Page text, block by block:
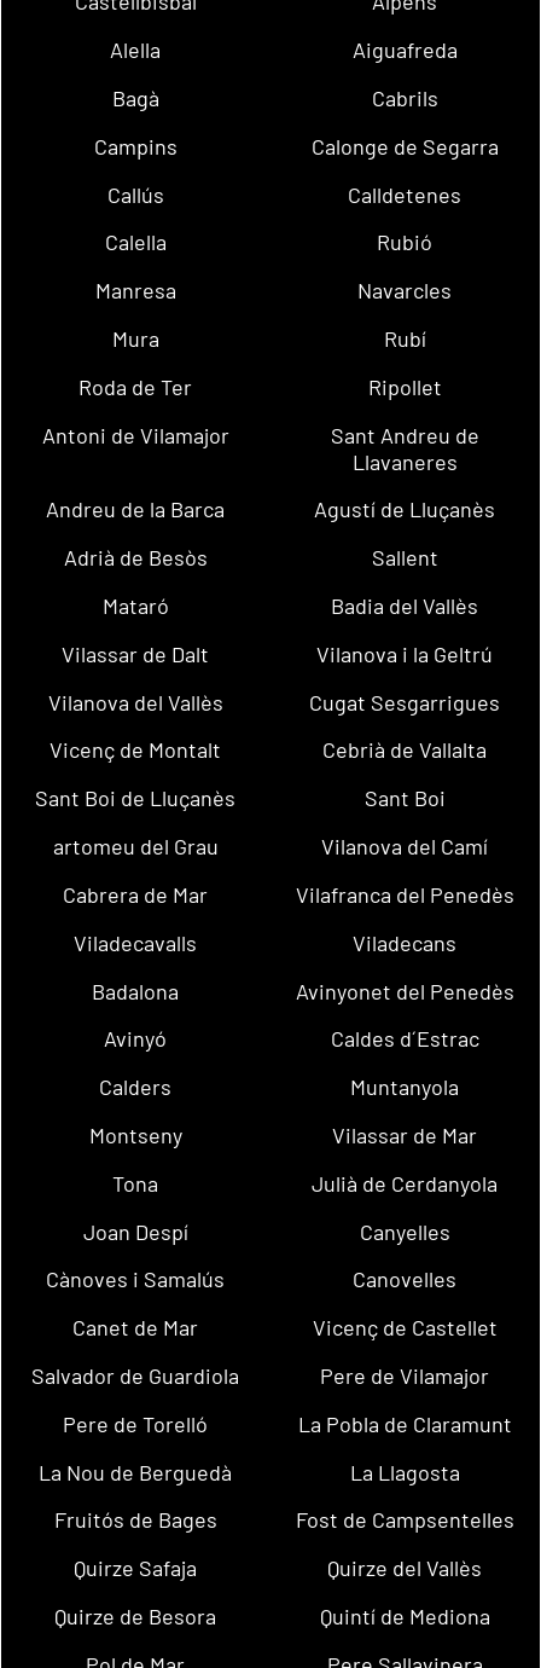
Alella
Aiguafreda
Bagà
Cabrils
Campins
Calonge de Segarra
Callús
Calldetenes
Calella
Rubió
Manresa
Navarcles
Mura
Rubí
Roda de Ter
Ripollet
Antoni de Vilamajor
Sant Andreu de
Llavaneres
Andreu de la Barca
Agustí de Lluçanès
Adrià de Besòs
Sallent
Mataró
Badia del Vallès
Vilassar de Dalt
Vilanova i la Geltrú
Vilanova del Vallès
Cugat Sesgarrigues
Vicenç de Montalt
Cebrià de Vallalta
Sant Boi de Lluçanès
Sant Boi
artomeu del Grau
Vilanova del Camí
Cabrera de Mar
Vilafranca del Penedès
Viladecavalls
Viladecans
Badalona
Avinyonet del Penedès
Avinyó
Caldes d´Estrac
Calders
Muntanyola
Montseny
Vilassar de Mar
Tona
Julià de Cerdanyola
Joan Despí
Canyelles
Cànoves i Samalús
Canovelles
Canet de Mar
Vicenç de Castellet
Salvador de Guardiola
Pere de Vilamajor
Pere de Torelló
La Pobla de Claramunt
La Nou de Berguedà
La Llagosta
Fruitós de Bages
Fost de Campsentelles
Quirze Safaja
Quirze del Vallès
Quirze de Besora
Quintí de Mediona